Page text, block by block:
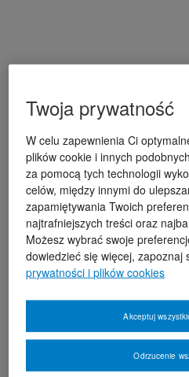
Twoja prywatność
W celu zapewnienia Ci
plików cookie i innych
za pomocą tych technologii
celów, między innymi do
zapamiętywania Twoich
najtrafniejszych treści oraz
Możesz wybrać swoje
dowiedzieć się więcej, zapoznaj
prywatności i plików cookies
Odrzucenie
Akceptuj